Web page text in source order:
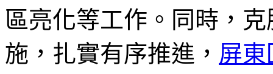
區亮化等工作。同時，
施，扎實有序推進， 屏